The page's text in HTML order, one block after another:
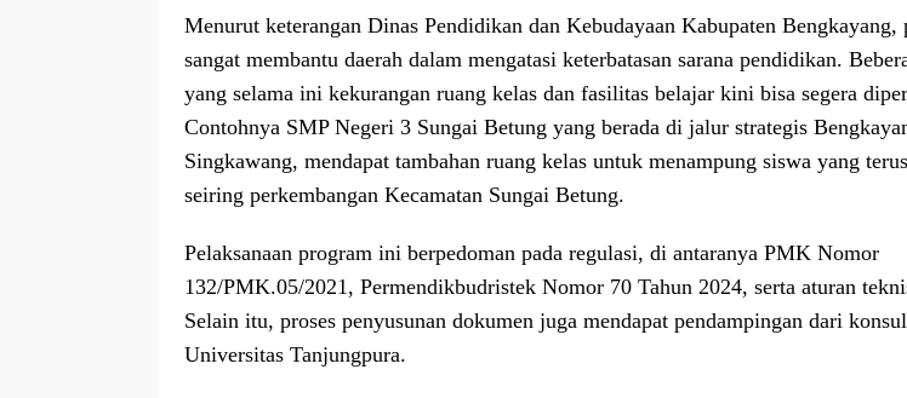
Menurut keterangan Dinas Pendidikan dan Kebudayaan Kabupaten Bengkayang,
sangat membantu daerah dalam mengatasi keterbatasan sarana pendidikan.
yang selama ini kekurangan ruang kelas dan fasilitas belajar kini bisa segera
Contohnya SMP Negeri 3 Sungai Betung yang berada di jalur strategis
Singkawang, mendapat tambahan ruang kelas untuk menampung siswa yang
seiring perkembangan Kecamatan Sungai Betung.
Pelaksanaan program ini berpedoman pada regulasi, di antaranya PMK Nomor
132/PMK.05/2021, Permendikbudristek Nomor 70 Tahun 2024, serta aturan
Selain itu, proses penyusunan dokumen juga mendapat pendampingan dari
Universitas Tanjungpura.